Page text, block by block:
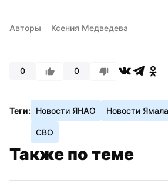
Авторы Ксения Медведева
0 0
Теги: Новости ЯНАО Новости Ямала
СВО
Также по теме